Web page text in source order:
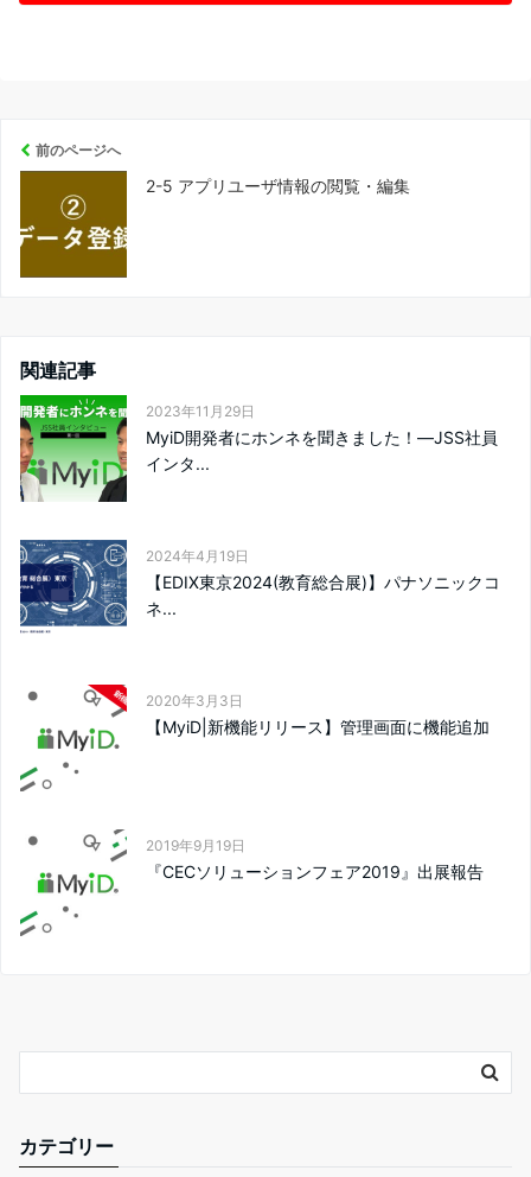
前のページへ
2-5 アプリユーザ情報の閲覧・編集
関連記事
2023年11月29日
MyiD開発者にホンネを聞きました！―JSS社員
インタ...
2024年4月19日
【EDIX東京2024(教育総合展)】パナソニックコ
ネ...
2020年3月3日
【MyiD|新機能リリース】管理画面に機能追加
2019年9月19日
『CECソリューションフェア2019』出展報告
カテゴリー